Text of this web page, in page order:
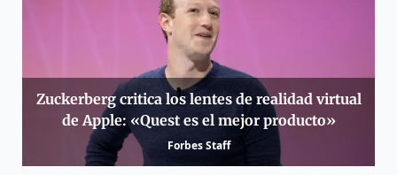
Zuckerberg critica los lentes de realidad virtual
de Apple: «Quest es el mejor producto»
Forbes Staff